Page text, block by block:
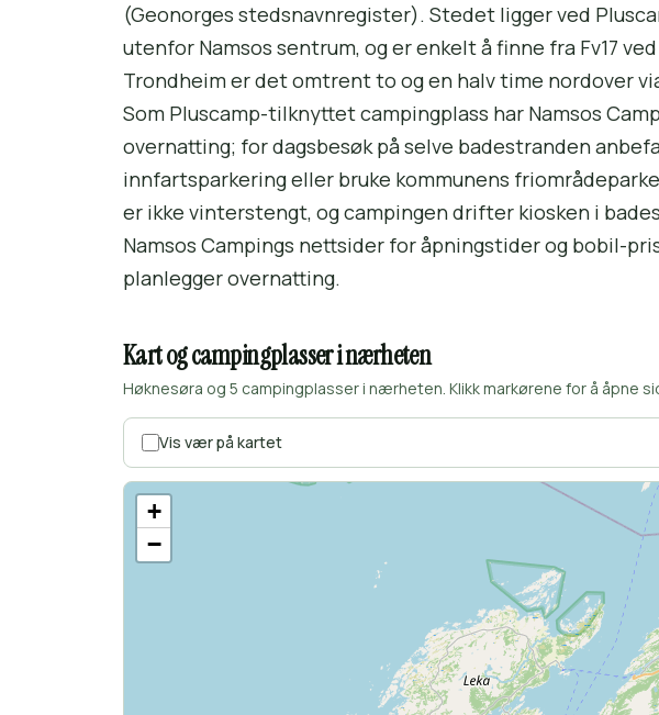
(Geonorges stedsnavnregister). Stedet ligger ved
utenfor Namsos sentrum, og er enkelt å finne fra Fv17
Trondheim er det omtrent to og en halv time nordover
Som Pluscamp-tilknyttet campingplass har Namsos
overnatting; for dagsbesøk på selve badestranden
innfartsparkering eller bruke kommunens
er ikke vinterstengt, og campingen drifter kiosken i
Namsos Campings nettsider for åpningstider og bobil-
planlegger overnatting.
Kart og campingplasser i nærheten
Høknesøra og 5 campingplasser i nærheten. Klikk markørene for å åpne
Vis vær på kartet
+
−